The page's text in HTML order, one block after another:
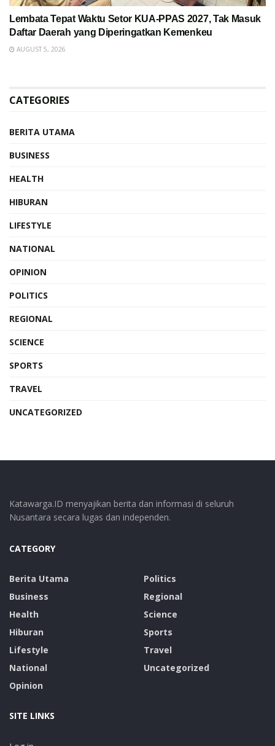
Lembata Tepat Waktu Setor KUA-PPAS 2027, Tak Masuk
Daftar Daerah yang Diperingatkan Kemenkeu
AUGUST 5, 2026
CATEGORIES
BERITA UTAMA
BUSINESS
HEALTH
HIBURAN
LIFESTYLE
NATIONAL
OPINION
POLITICS
REGIONAL
SCIENCE
SPORTS
TRAVEL
UNCATEGORIZED
Katawarga.ID menyajikan berita dan informasi di seluruh
Nusantara secara lugas dan independen.
CATEGORY
Berita Utama
Business
Health
Hiburan
Lifestyle
National
Opinion
Politics
Regional
Science
Sports
Travel
Uncategorized
SITE LINKS